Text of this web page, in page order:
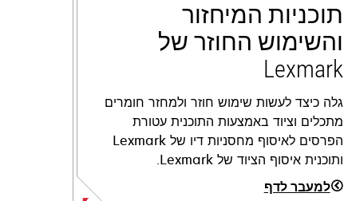
תוכניות המיחזור
והשימוש החוזר של
Lexmark
גלה כיצד לעשות שימוש חוזר ולמחזר חומרים
מתכלים וציוד באמצעות התוכנית עטורת
הפרסים לאיסוף מחסניות דיו של Lexmark
ותוכנית איסוף הציוד של Lexmark.
למעבר לדף